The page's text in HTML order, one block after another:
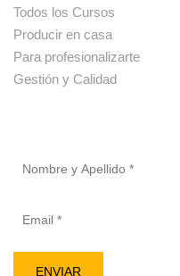
Todos los Cursos
Producir en casa
Para profesionalizarte
Gestión y Calidad